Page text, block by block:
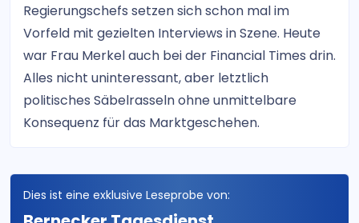
Regierungschefs setzen sich schon mal im
Vorfeld mit gezielten Interviews in Szene. Heute
war Frau Merkel auch bei der Financial Times drin.
Alles nicht uninteressant, aber letztlich
politisches Säbelrasseln ohne unmittelbare
Konsequenz für das Marktgeschehen.
Dies ist eine exklusive Leseprobe von: